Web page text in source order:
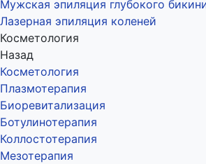
Мужская эпиляция глубокого
Лазерная эпиляция коленей
Косметология
Назад
Косметология
Плазмотерапия
Биоревитализация
Ботулинотерапия
Коллостотерапия
Мезотерапия